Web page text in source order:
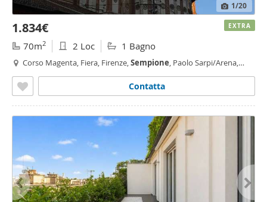
1/20
1.834€
70m2 2 Loc 1 Bagno
Corso Magenta, Fiera, Firenze,Sempione, Paolo Sarpi/Arena,
Contatta
EXTRA